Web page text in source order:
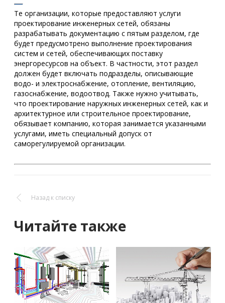
Те организации, которые предоставляют услуги
проектирование инженерных сетей, обязаны
разрабатывать документацию с пятым разделом, где
будет предусмотрено выполнение проектирования
систем и сетей, обеспечивающих поставку
энергоресурсов на объект. В частности, этот раздел
должен будет включать подразделы, описывающие
водо- и электроснабжение, отопление, вентиляцию,
газоснабжение, водоотвод. Также нужно учитывать,
что проектирование наружных инженерных сетей, как и
архитектурное или строительное проектирование,
обязывает компанию, которая занимается указанными
услугами, иметь специальный допуск от
саморегулируемой организации.
Назад к списку
Читайте также